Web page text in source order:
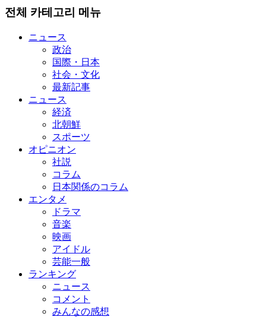
전체 카테고리 메뉴
ニュース
政治
国際・日本
社会・文化
最新記事
ニュース
経済
北朝鮮
スポーツ
オピニオン
社説
コラム
日本関係のコラム
エンタメ
ドラマ
音楽
映画
アイドル
芸能一般
ランキング
ニュース
コメント
みんなの感想